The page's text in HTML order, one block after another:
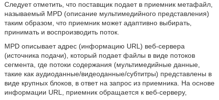
Следует отметить, что поставщик подает в приемник метафайл,
называемый MPD (описание мультимедийного представления)
таким образом, что приемник может адаптивно выбирать,
принимать и воспроизводить поток.
MPD описывает адрес (информацию URL) веб-сервера
(источника подачи), который подает файлы в виде потоков
сегмента, где потоки содержания (мультимедийные данные,
такие как аудиоданные/видеоданные/субтитры) представлены в
виде крупных блоков, в ответ на запрос из приемника. На основе
информации URL, приемник обращается к веб-серверу,